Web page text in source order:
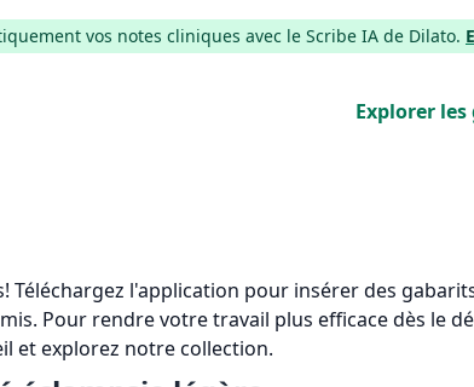
vos notes cliniques avec le Scribe IA de Dilato.
Explorer
l'application pour insérer des
Pour rendre votre travail plus efficace dès le
et explorez notre collection.